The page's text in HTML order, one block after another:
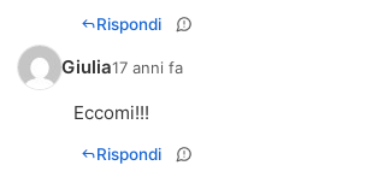
Rispondi
Giulia17 anni fa
Eccomi!!!
Rispondi